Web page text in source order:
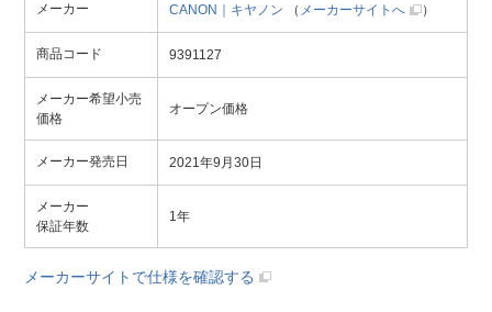
メーカー CANON｜キヤノン （ メーカーサイトへ ）
商品コード 9391127
メーカー希望小売
価格
オープン価格
メーカー発売日 2021年9月30日
メーカー
保証年数
1年
メーカーサイトで仕様を確認する